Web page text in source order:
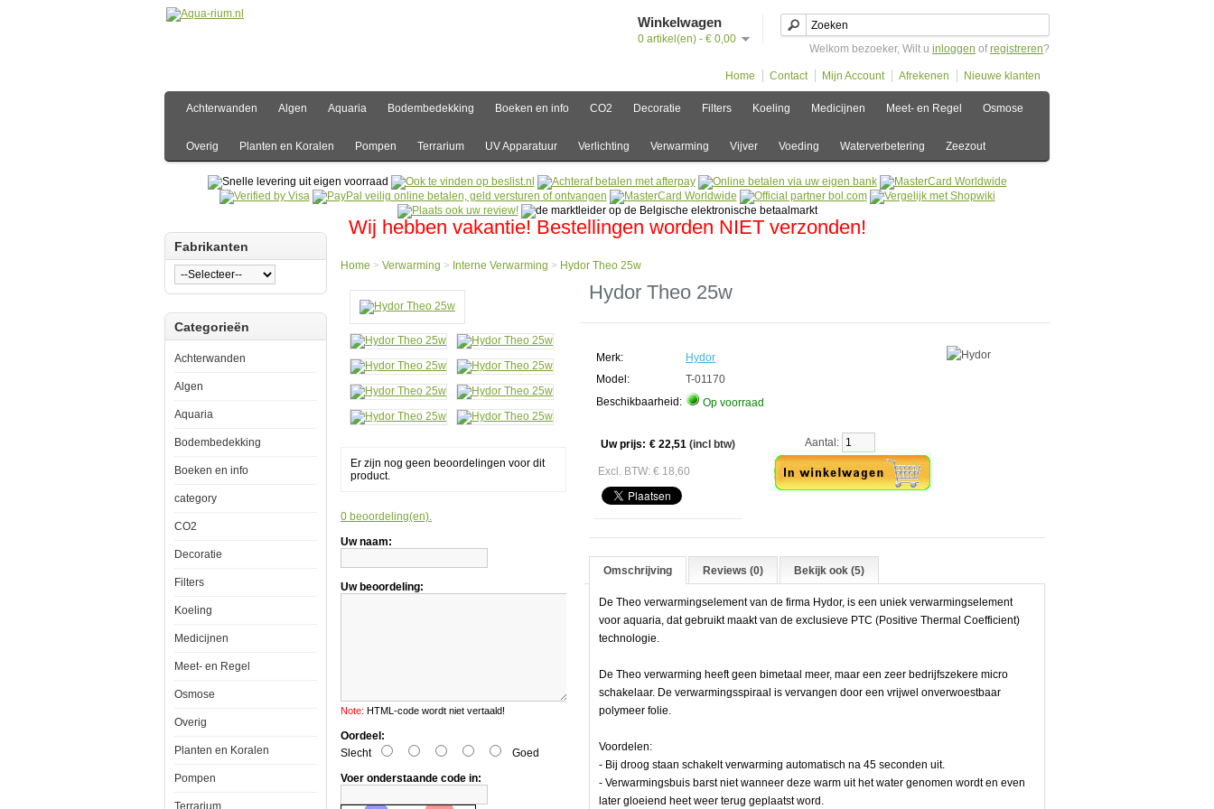
Winkelwagen
0 artikel(en) - € 0,00
Welkom bezoeker, Wilt u inloggen ofregistreren?
Home Contact Mijn Account Afrekenen Nieuwe klanten
Achterwanden Algen Aquaria Bodembedekking Boeken en info CO2 Decoratie Filters Koeling Medicijnen Meet- en Regel Osmose
Overig Planten en Koralen Pompen Terrarium UV Apparatuur Verlichting Verwarming Vijver Voeding Waterverbetering Zeezout
Wij hebben vakantie! Bestellingen worden NIET verzonden!
Fabrikanten
Categorieën
Achterwanden
Algen
Aquaria
Bodembedekking
Boeken en info
category
CO2
Decoratie
Filters
Koeling
Medicijnen
Meet- en Regel
Osmose
Overig
Planten en Koralen
Pompen
Terrarium
Verwarming
Interne
Verwarming
Hydor
Theo
25w
Hydor
Theo
Theo
verwarmingselement
van
aquaria,
gebruikt
maakt
van
de
exclusieve
Home > Verwarming > Interne Verwarming > Hydor Theo 25w
Er zijn nog geen beoordelingen voor dit
product.
0 beoordeling(en).
Uw naam:
Uw beoordeling:
Note: HTML-code wordt niet vertaald!
Oordeel:
Slecht
Goed
Voer onderstaande code in:
Hydor Theo 25w
Merk:
Hydor
Model:
T-01170
Beschikbaarheid:
Op voorraad
Uw prijs: € 22,51 (incl btw)
Excl. BTW: € 18,60
Aantal:
Omschrijving Reviews (0) Bekijk ook (5)
De Theo verwarmingselement van de firma Hydor, is een uniek verwarmingselement
voor aquaria, dat gebruikt maakt van de exclusieve PTC (Positive Thermal Coefficient)
technologie.
De Theo verwarming heeft geen bimetaal meer, maar een zeer bedrijfszekere micro
schakelaar. De verwarmingsspiraal is vervangen door een vrijwel onverwoestbaar
polymeer folie.
Voordelen:
- Bij droog staan schakelt verwarming automatisch na 45 seconden uit.
- Verwarmingsbuis barst niet wanneer deze warm uit het water genomen wordt en even
later gloeiend heet weer terug geplaatst word.